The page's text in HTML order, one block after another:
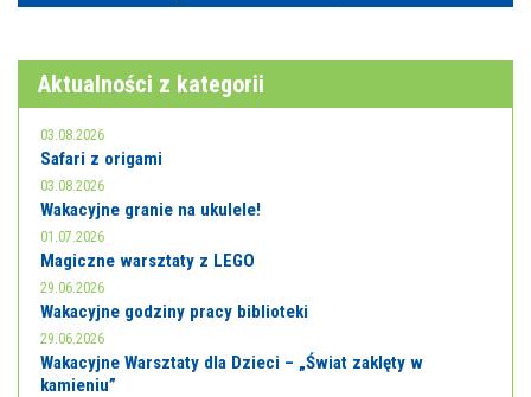
O NAS
Aktualności z kategorii
03.08.2026
Safari z origami
03.08.2026
Wakacyjne granie na ukulele!
01.07.2026
Magiczne warsztaty z LEGO
29.06.2026
Wakacyjne godziny pracy biblioteki
29.06.2026
Wakacyjne Warsztaty dla Dzieci – „Świat zaklęty w
kamieniu”